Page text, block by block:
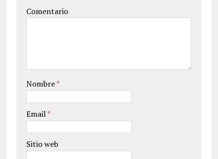
Comentario
Nombre*
Email*
Sitio web